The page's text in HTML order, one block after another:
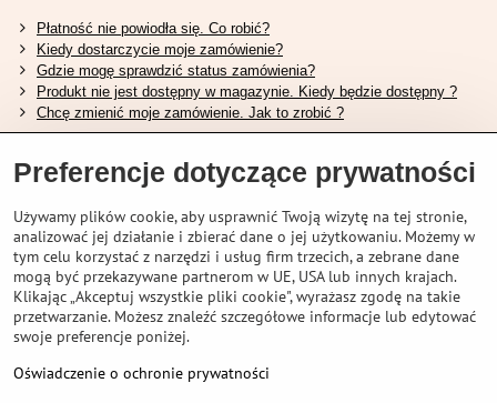
Płatność nie powiodła się. Co robić?
Kiedy dostarczycie moje zamówienie?
Gdzie mogę sprawdzić status zamówienia?
Produkt nie jest dostępny w magazynie. Kiedy będzie dostępny ?
Chcę zmienić moje zamówienie. Jak to zrobić ?
Przydatne linki
Tabela rozmiarów butów Shimano.
Jak wybrać odpowiedni widelec amortyzowany.
Jak wybrać odpowiedni rozmiar kasku?
Przewodnik po akumulatorach Shimano.
Zrozumienie opon bezdętkowych Schwalbe
Preferencje dotyczące prywatności
Używamy plików cookie, aby usprawnić Twoją wizytę na tej stronie,
analizować jej działanie i zbierać dane o jej użytkowaniu. Możemy w
tym celu korzystać z narzędzi i usług firm trzecich, a zebrane dane
mogą być przekazywane partnerom w UE, USA lub innych krajach.
Klikając „Akceptuj wszystkie pliki cookie", wyrażasz zgodę na takie
przetwarzanie. Możesz znaleźć szczegółowe informacje lub edytować
swoje preferencje poniżej.
Oświadczenie o ochronie prywatności